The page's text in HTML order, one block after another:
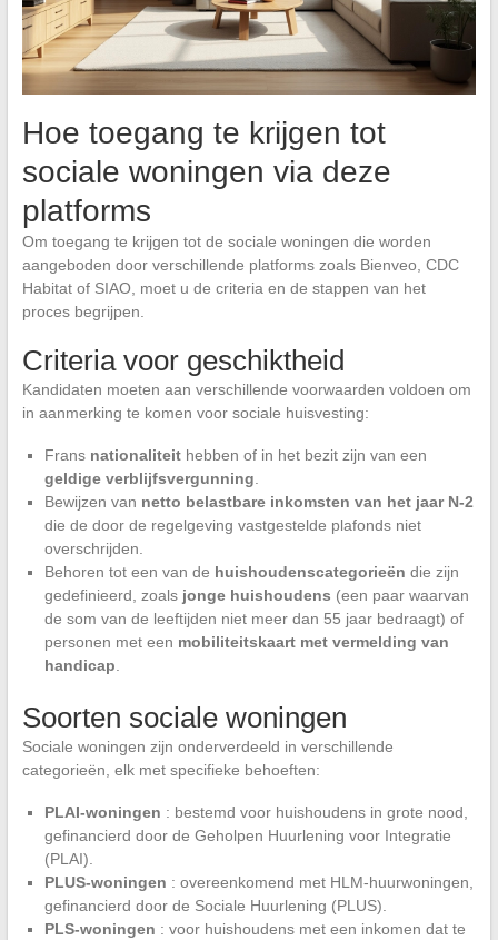
Hoe toegang te krijgen tot
sociale woningen via deze
platforms
Om toegang te krijgen tot de sociale woningen die worden
aangeboden door verschillende platforms zoals Bienveo, CDC
Habitat of SIAO, moet u de criteria en de stappen van het
proces begrijpen.
Criteria voor geschiktheid
Kandidaten moeten aan verschillende voorwaarden voldoen om
in aanmerking te komen voor sociale huisvesting:
Frans nationaliteithebben of in het bezit zijn van een
geldige verblijfsvergunning.
Bewijzen van netto belastbare inkomsten van het jaar N-2
die de door de regelgeving vastgestelde plafonds niet
overschrijden.
Behoren tot een van de huishoudenscategorieën die zijn
gedefinieerd, zoals jonge huishoudens (een paar waarvan
de som van de leeftijden niet meer dan 55 jaar bedraagt) of
personen met een mobiliteitskaart met vermelding van
handicap.
Soorten sociale woningen
Sociale woningen zijn onderverdeeld in verschillende
categorieën, elk met specifieke behoeften:
PLAI-woningen : bestemd voor huishoudens in grote nood,
gefinancierd door de Geholpen Huurlening voor Integratie
(PLAI).
PLUS-woningen : overeenkomend met HLM-huurwoningen,
gefinancierd door de Sociale Huurlening (PLUS).
PLS-woningen : voor huishoudens met een inkomen dat te